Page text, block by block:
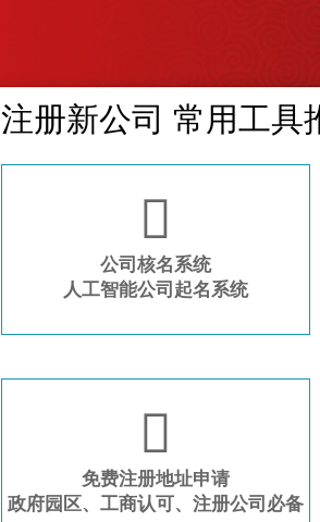
注册新公司 常用工具

公司核名系统
人工智能公司起名系统

免费注册地址申请
政府园区、工商认可、注册公司必备